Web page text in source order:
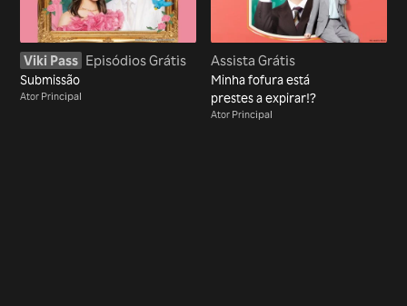
Viki Pass Episódios Grátis
Submissão
Ator Principal
Assista Grátis
Minha fofura está
prestes a expirar!?
Ator Principal